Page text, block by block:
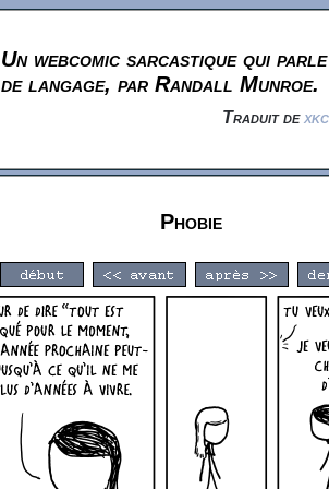
Un webcomic sarcastique qui
de langage, par Randall Munroe.
Traduit de
Phobie